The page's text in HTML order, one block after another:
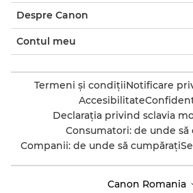
Despre Canon
Contul meu
Termeni şi condiţiiNotificare
Accesibilitate
Declaraţia privind sclavia
Consumatori: de unde să
Companii: de unde să cumpăraţi
Canon Romania